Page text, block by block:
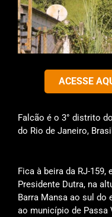
ACESSE
Falcão é o 3° distrito
do Rio de Janeiro,
Fica à beira da RJ-
Presidente Dutra, na
Barra Mansa ao sul do
ao município de Passa